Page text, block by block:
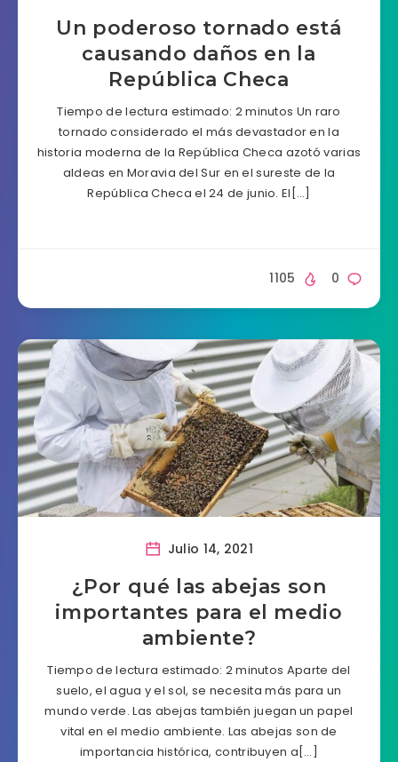
Un poderoso tornado está
causando daños en la
República Checa
Tiempo de lectura estimado: 2 minutos Un raro
tornado considerado el más devastador en la
historia moderna de la República Checa azotó varias
aldeas en Moravia del Sur en el sureste de la
República Checa el 24 de junio. El[…]
0
1105
Julio 14, 2021
¿Por qué las abejas son
importantes para el medio
ambiente?
Tiempo de lectura estimado: 2 minutos Aparte del
suelo, el agua y el sol, se necesita más para un
mundo verde. Las abejas también juegan un papel
vital en el medio ambiente. Las abejas son de
importancia histórica, contribuyen a[…]